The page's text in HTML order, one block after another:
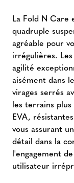
La Fold N Care
quadruple
agréable pour
irrégulières.
agilité
aisément dans
virages serrés
les terrains
EVA,
vous assurant
détail dans la
l'engagement
utilisateur